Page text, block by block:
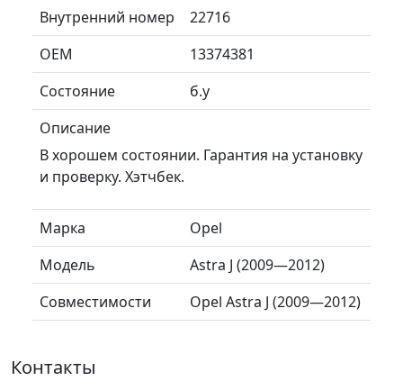
Внутренний номер
22716
ОЕМ
13374381
Состояние
б.у
Описание
В хорошем состоянии. Гарантия на установку
и проверку. Хэтчбек.
Марка
Opel
Модель
Astra J (2009—2012)
Совместимости
Opel Astra J (2009—2012)
Контакты